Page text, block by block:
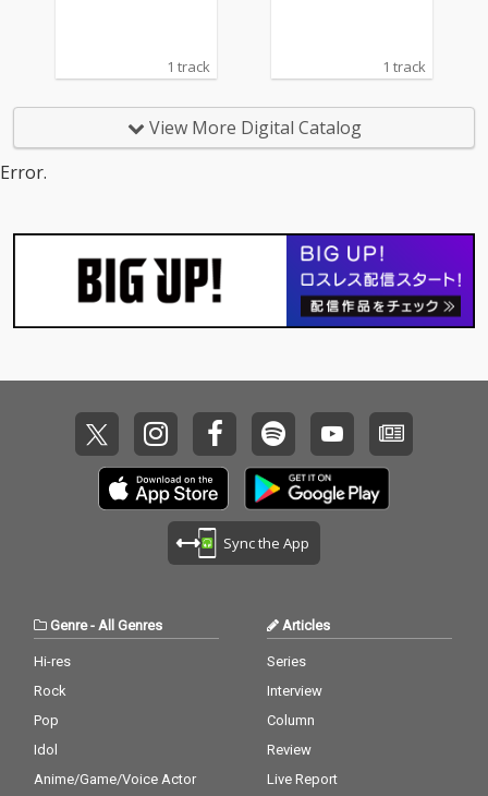
1 track 1 track
View More Digital Catalog
Error.
Sync the App
Genre- All Genres
Hi-res
Rock
Pop
Idol
Anime/Game/Voice Actor
Articles
Series
Interview
Column
Review
Live Report